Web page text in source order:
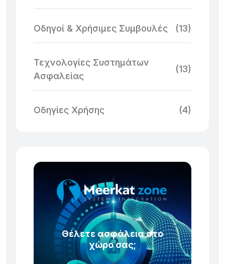
Οδηγοί & Χρήσιμες Συμβουλές (13)
Τεχνολογίες Συστημάτων
Ασφαλείας
(13)
Οδηγίες Χρήσης (4)
Θέλετε ασφάλεια στο
χώρο σας;